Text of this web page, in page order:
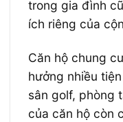
trong gia đình
ích riêng của
Căn hộ chung
hưởng nhiều
sân golf, phòng
của căn hộ còn